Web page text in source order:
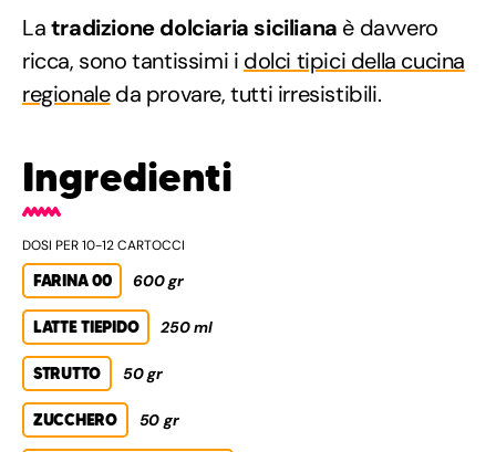
Latradizione dolciaria siciliana è davvero
ricca, sono tantissimi i dolci tipici della cucina
regionaleda provare, tutti irresistibili.
Ingredienti
DOSI PER 10-12 CARTOCCI
FARINA 00 600 gr
LATTE TIEPIDO 250 ml
STRUTTO 50 gr
ZUCCHERO 50 gr